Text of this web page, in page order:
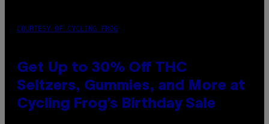
COURTESY OF CYCLING FROG
Get Up to 30% Off THC
Seltzers, Gummies, and More at
Cycling Frog’s Birthday Sale